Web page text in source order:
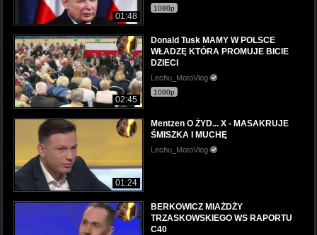
01:48
1080p
02:45
Donald Tusk MAMY W POLSCE
WŁADZĘ KTÓRA PROMUJE BICIE
DZIECI
Lechu_MotoVlog
1080p
01:24
Mentzen O ŻYD... X - MASAKRUJE
ŚMISZKA I MUCHĘ
Lechu_MotoVlog
BERKOWICZ MIAŻDŻY
TRZASKOWSKIEGO WS RAPORTU
C40